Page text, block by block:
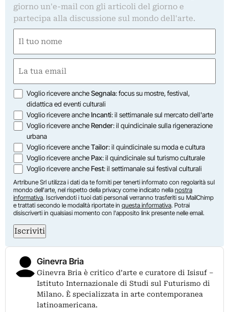
giorno un'e-mail con gli articoli del giorno e
partecipa alla discussione sul mondo dell'arte.
(Obbligatorio)
Nome
(Obbligatorio)
Opzioni
Voglio ricevere ancheSegnala: focus su mostre, festival,
didattica ed eventi culturali
Voglio ricevere ancheIncanti: il settimanale sul mercato dell'arte
Voglio ricevere ancheRender: il quindicinale sulla rigenerazione
urbana
Voglio ricevere ancheTailor: il quindicinale su moda e cultura
Voglio ricevere anchePax: il quindicinale sul turismo culturale
Voglio ricevere ancheFest: il settimanale sui festival culturali
Artribune Srl utilizza i dati da te forniti per tenerti informato con regolarità sul
mondo dell'arte, nel rispetto della privacy come indicato nella nostra
informativa. Iscrivendoti i tuoi dati personali verranno trasferiti su MailChimp
e trattati secondo le modalità riportate in questa informativa. Potrai
disiscriverti in qualsiasi momento con l'apposito link presente nelle email.
Iscriviti
Ginevra Bria
Ginevra Bria è critico d’arte e curatore di Isisuf –
Istituto Internazionale di Studi sul Futurismo di
Milano. È specializzata in arte contemporanea
latinoamericana.